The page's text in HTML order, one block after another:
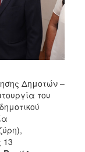
Δημοτών –
του
13